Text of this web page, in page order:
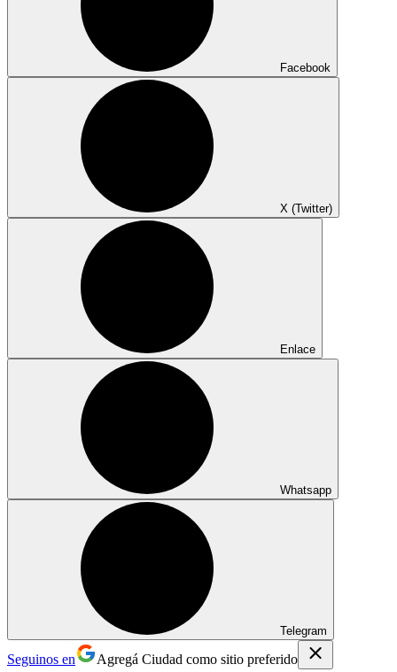
Facebook
X (Twitter)
Enlace
Whatsapp
Telegram
Seguinos en Agregá Ciudad como sitio preferido